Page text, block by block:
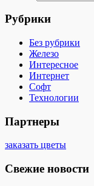
Рубрики
Без рубрики
Железо
Интересное
Интернет
Софт
Технологии
Партнеры
заказать цветы
Свежие новости